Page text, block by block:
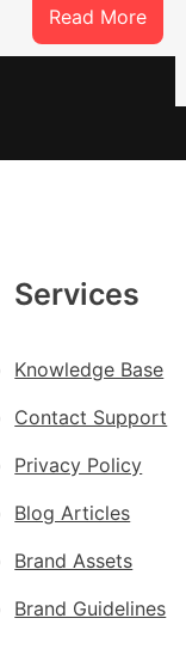
Read More:
重
德
公
伊
Services
Knowledge Base
Contact Support
Privacy Policy
Blog Articles
Brand Assets
Brand Guidelines